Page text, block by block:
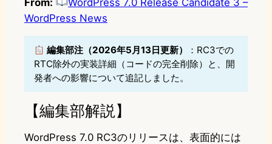
From:
WordPress 7.0 Release Candidate 3 –
WordPress News
編集部注（2026年5月13日更新）
：RC3での
RTC除外の実装詳細（コードの完全削除）と、開
発者への影響について追記しました。
【編集部解説】
WordPress 7.0 RC3のリリースは、表面的には